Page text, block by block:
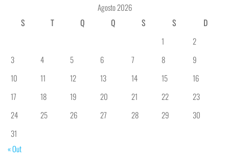
Agosto 2026
S
T Q Q S S
D
1
2
3
4 5 6 7 8
9
10
11 12 13 14 15
16
17
18 19 20 21 22
23
24
25 26 27 28 29
30
31
« Out